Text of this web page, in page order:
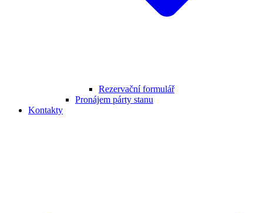
Rezervační formulář
Pronájem párty stanu
Kontakty